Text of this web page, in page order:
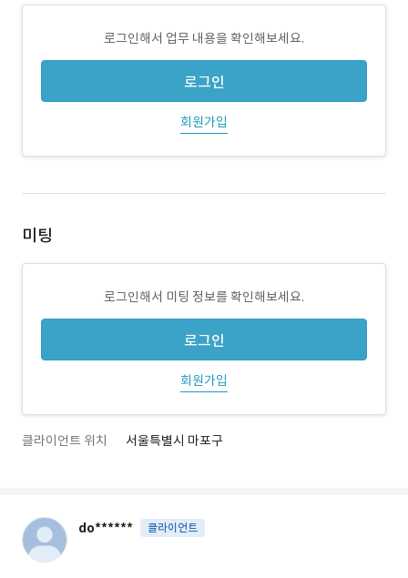
로그인해서 업무 내용을 확인해보세요.
로그인
회원가입
미팅
로그인해서 미팅 정보를 확인해보세요.
로그인
회원가입
클라이언트 위치 서울특별시 마포구
do****** 클라이언트